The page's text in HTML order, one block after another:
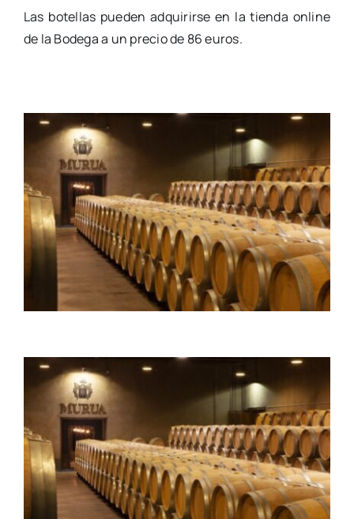
Las botellas pueden adquirirse en la tienda online
de la Bodega a un precio de 86 euros.